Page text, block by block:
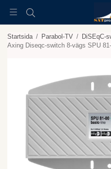
Startsida / Parabol-TV / DiSEqC-
Axing Diseqc-switch 8-vägs SPU